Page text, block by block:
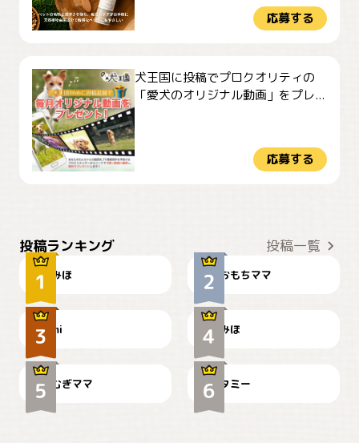
応募する
犬王国に投稿でプロクオリティの
「愛犬のオリジナル動画」をプレ...
応募する
投稿ランキング 投稿一覧
みほ おもちママ
可愛い？
mi
見てるぞぉ
みほ
🌻とむぎ！
むぎママ
ドーベルマンのお友達邸に
て
タミー